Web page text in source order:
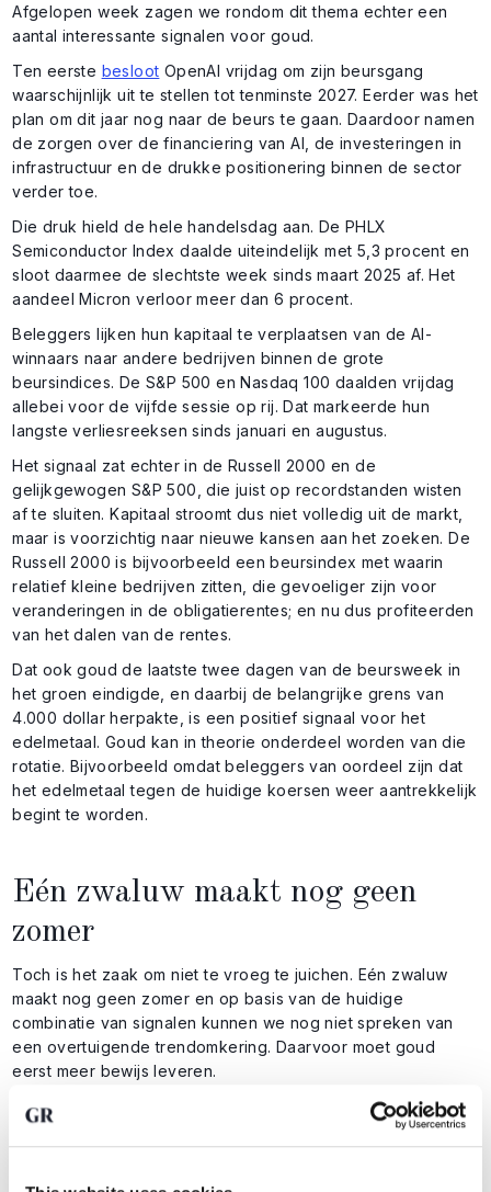
Afgelopen week zagen we rondom dit thema echter een
aantal interessante signalen voor goud.
Ten eerste besloot OpenAI vrijdag om zijn beursgang
waarschijnlijk uit te stellen tot tenminste 2027. Eerder was het
plan om dit jaar nog naar de beurs te gaan. Daardoor namen
de zorgen over de financiering van AI, de investeringen in
infrastructuur en de drukke positionering binnen de sector
verder toe.
Die druk hield de hele handelsdag aan. De PHLX
Semiconductor Index daalde uiteindelijk met 5,3 procent en
sloot daarmee de slechtste week sinds maart 2025 af. Het
aandeel Micron verloor meer dan 6 procent.
Beleggers lijken hun kapitaal te verplaatsen van de AI-
winnaars naar andere bedrijven binnen de grote
beursindices. De S&P 500 en Nasdaq 100 daalden vrijdag
allebei voor de vijfde sessie op rij. Dat markeerde hun
langste verliesreeksen sinds januari en augustus.
Het signaal zat echter in de Russell 2000 en de
gelijkgewogen S&P 500, die juist op recordstanden wisten
af te sluiten. Kapitaal stroomt dus niet volledig uit de markt,
maar is voorzichtig naar nieuwe kansen aan het zoeken. De
Russell 2000 is bijvoorbeeld een beursindex met waarin
relatief kleine bedrijven zitten, die gevoeliger zijn voor
veranderingen in de obligatierentes; en nu dus profiteerden
van het dalen van de rentes.
Dat ook goud de laatste twee dagen van de beursweek in
het groen eindigde, en daarbij de belangrijke grens van
4.000 dollar herpakte, is een positief signaal voor het
edelmetaal. Goud kan in theorie onderdeel worden van die
rotatie. Bijvoorbeeld omdat beleggers van oordeel zijn dat
het edelmetaal tegen de huidige koersen weer aantrekkelijk
begint te worden.
Eén zwaluw maakt nog geen
zomer
Toch is het zaak om niet te vroeg te juichen. Eén zwaluw
maakt nog geen zomer en op basis van de huidige
combinatie van signalen kunnen we nog niet spreken van
een overtuigende trendomkering. Daarvoor moet goud
eerst meer bewijs leveren.
In dat kader wordt het interessant om te letten op de wolk
van het 12-daagse en 21-daagse exponentiële